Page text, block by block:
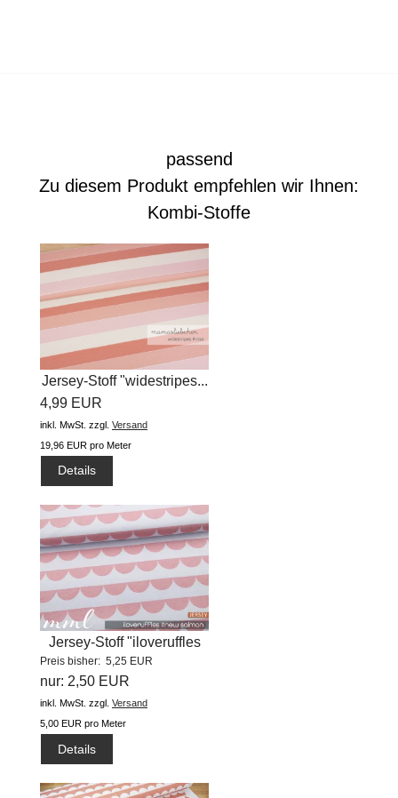
passend
Zu diesem Produkt empfehlen wir Ihnen:
Kombi-Stoffe
Jersey-Stoff "widestripes...
4,99 EUR
inkl. MwSt. zzgl. Versand
19,96 EUR pro Meter
Details
Jersey-Stoff "iloveruffles
#new...
Preis bisher: 5,25 EUR
nur: 2,50 EUR
inkl. MwSt. zzgl. Versand
5,00 EUR pro Meter
Details